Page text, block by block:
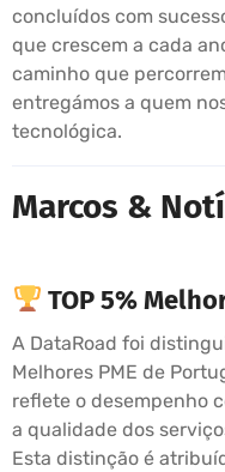
concluídos com
que crescem a cada
caminho que
entregámos a quem
tecnológica.
Marcos &
TOP 5%
A DataRoad foi
Melhores PME de
reflete o desempenho
a qualidade dos
Esta distinção é